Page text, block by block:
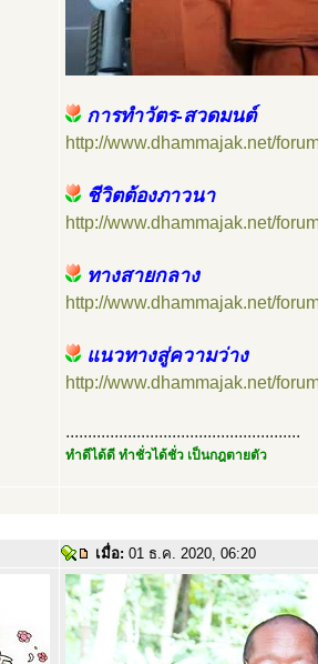
การทำวัตร-สวดมนต์
http://www.dhammajak.net/
ชีวิตต้องภาวนา
http://www.dhammajak.net/
ทางสายกลาง
http://www.dhammajak.net/
แนวทางสู่ความว่าง
http://www.dhammajak.net/
.....................................................
ทำดีได้ดี ทำชั่วได้ชั่ว เป็นกฎตายตัว
เมื่อ: 01 ธ.ค. 2020, 06:20